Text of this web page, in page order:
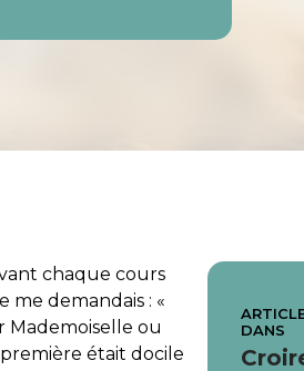
chaque cours
me demandais : «
Mademoiselle ou
première était docile
DANS